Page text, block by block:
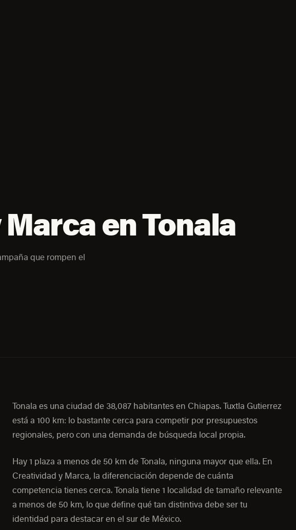
en Tonala
que rompen el
Tonala es una ciudad de 38,087 habitantes en Chiapas. Tuxtla Gutierrez
está a 100 km: lo bastante cerca para competir por presupuestos
regionales, pero con una demanda de búsqueda local propia.
Hay 1 plaza a menos de 50 km de Tonala, ninguna mayor que ella. En
Creatividad y Marca, la diferenciación depende de cuánta
competencia tienes cerca. Tonala tiene 1 localidad de tamaño relevante
a menos de 50 km, lo que define qué tan distintiva debe ser tu
identidad para destacar en el sur de México.